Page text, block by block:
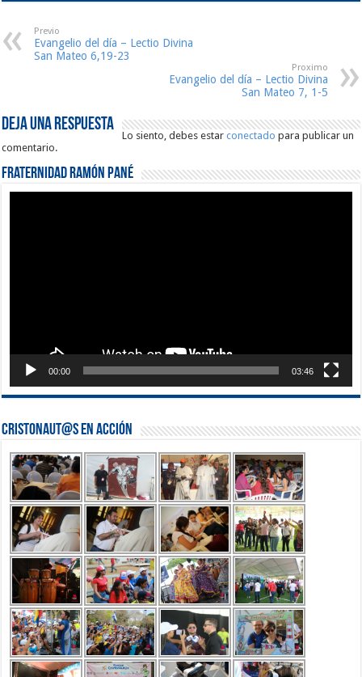
Previo
Evangelio del día – Lectio Divina
San Mateo 6,19-23
Proximo
Evangelio del día – Lectio Divina
San Mateo 7, 1-5
Deja una respuesta
Lo siento, debes estarconectado para publicar un
comentario.
Fraternidad Ramón Pané
00:00 03:46
Cristonaut@s en Acción